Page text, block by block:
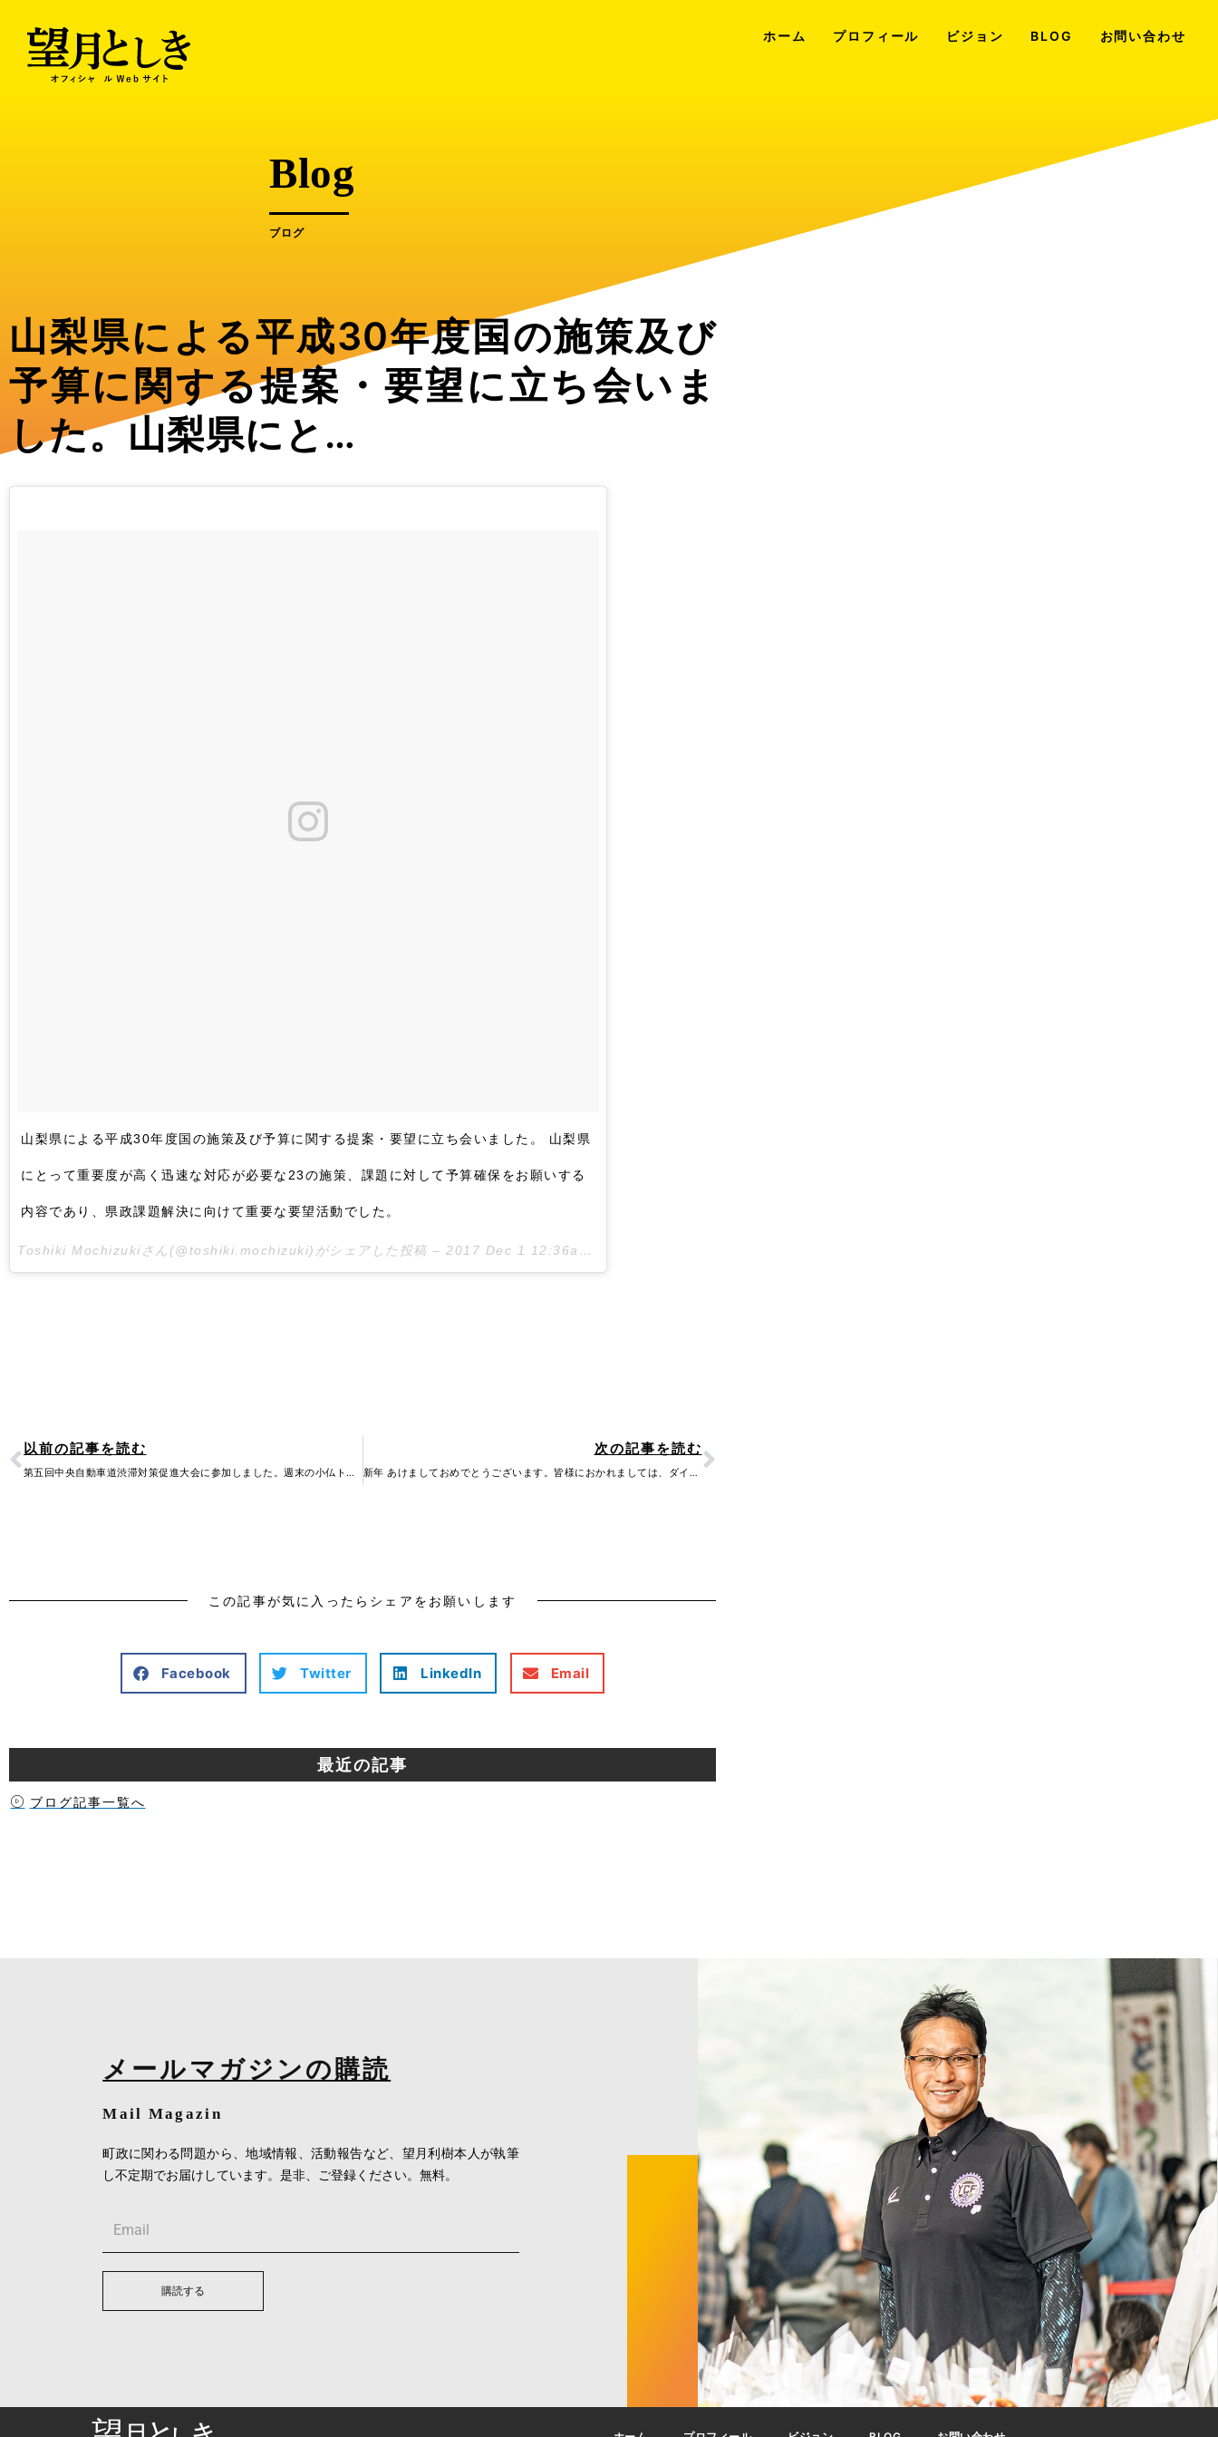
ホーム プロフィール ビジョン BLOG お問い合わせ
Blog
ブログ
山梨県による平成30年度国の施策及び
予算に関する提案・要望に立ち会いま
した。山梨県にと…
山梨県による平成30年度国の施策及び予算に関する提案・要望に立ち会いました。 山梨県
にとって重要度が高く迅速な対応が必要な23の施策、課題に対して予算確保をお願いする
内容であり、県政課題解決に向けて重要な要望活動でした。
Toshiki Mochizukiさん(@toshiki.mochizuki)がシェアした投稿 – 2017 Dec 1 12:36am PST
Prev
以前の記事を読む
第五回中央自動車道渋滞対策促進大会に参加しました。週末の小仏トンネル付近と相模湖付近の…
次の記事を読む
新年 あけましておめでとうございます。皆様におかれましては、ダイヤモンド富士のように輝…
Next
この記事が気に入ったらシェアをお願いします
Facebook Twitter LinkedIn Email
最近の記事
ブログ記事一覧へ
メールマガジンの購読
Mail Magazin
町政に関わる問題から、地域情報、活動報告など、望月利樹本人が執筆
し不定期でお届けしています。是非、ご登録ください。無料。
Email
購読する